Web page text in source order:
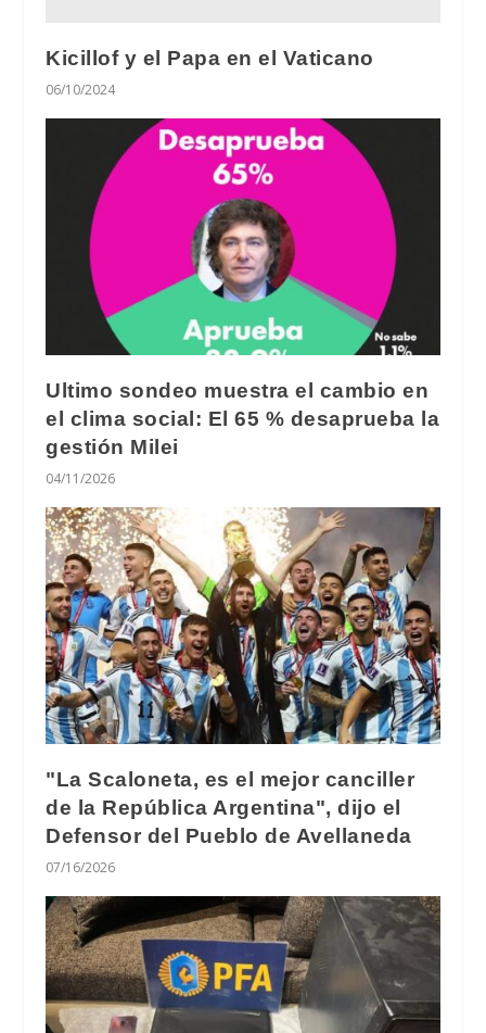
Kicillof y el Papa en el Vaticano
06/10/2024
Ultimo sondeo muestra el cambio en
el clima social: El 65 % desaprueba la
gestión Milei
04/11/2026
"La Scaloneta, es el mejor canciller
de la República Argentina", dijo el
Defensor del Pueblo de Avellaneda
07/16/2026